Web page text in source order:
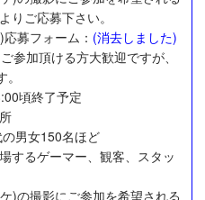
りご応募下さい。
募フォーム： (消去しました)
参加頂ける方大歓迎ですが、
頃終了予定
の男女150名ほど
するゲーマー、観客、スタッ
)の撮影にご参加を希望される